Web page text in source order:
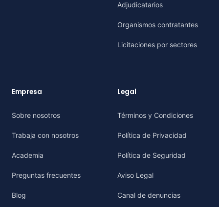
Adjudicatarios
Organismos contratantes
Licitaciones por sectores
Empresa
Sobre nosotros
Trabaja con nosotros
Academia
Preguntas frecuentes
Blog
Legal
Términos y Condiciones
Política de Privacidad
Política de Seguridad
Aviso Legal
Canal de denuncias